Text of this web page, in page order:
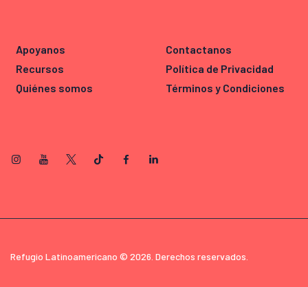
Apoyanos
Recursos
Quiénes somos
Contactanos
Política de Privacidad
Términos y Condiciones
Refugio Latinoamericano © 2026. Derechos reservados.